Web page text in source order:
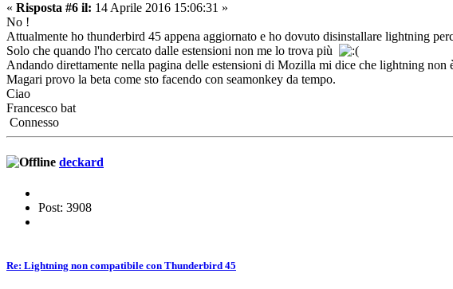
« Risposta #6 il: 14 Aprile 2016 15:06:31 »
No !
Attualmente ho thunderbird 45 appena aggiornato e ho dovuto disinstallare lightning
Solo che quando l'ho cercato dalle estensioni non me lo trova più
Andando direttamente nella pagina delle estensioni di Mozilla mi dice che lightning non
Magari provo la beta come sto facendo con seamonkey da tempo.
Ciao
Francesco bat
Connesso
deckard
Post: 3908
Re: Lightning non compatibile con Thunderbird 45